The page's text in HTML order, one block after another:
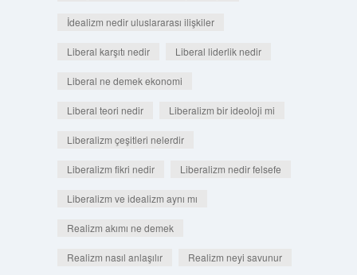
İdealizm nedir uluslararası ilişkiler
Liberal karşıtı nedir Liberal liderlik nedir
Liberal ne demek ekonomi
Liberal teori nedir Liberalizm bir ideoloji mi
Liberalizm çeşitleri nelerdir
Liberalizm fikri nedir Liberalizm nedir felsefe
Liberalizm ve idealizm aynı mı
Realizm akımı ne demek
Realizm nasıl anlaşılır Realizm neyi savunur